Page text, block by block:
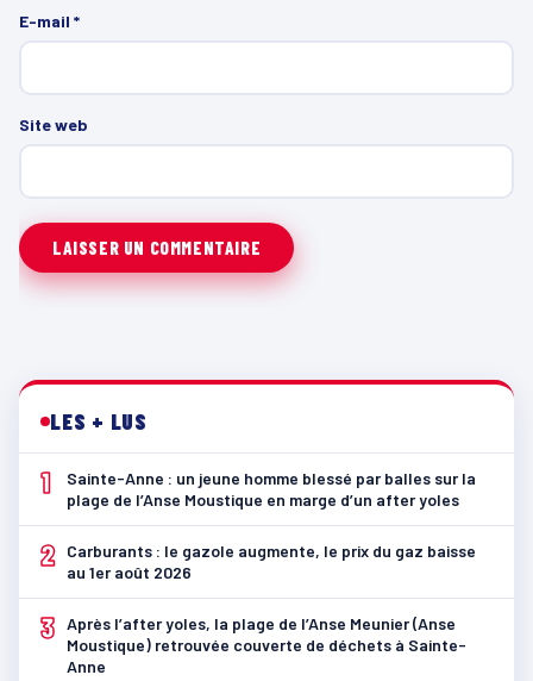
E-mail *
Site web
LES + LUS
1
Sainte-Anne : un jeune homme blessé par balles sur la
plage de l’Anse Moustique en marge d’un after yoles
2
Carburants : le gazole augmente, le prix du gaz baisse
au 1er août 2026
3 Après l’after yoles, la plage de l’Anse Meunier (Anse
Moustique) retrouvée couverte de déchets à Sainte-
Anne